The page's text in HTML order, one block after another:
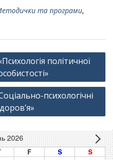
та програми,
політичної
психологічні
2026
F S S